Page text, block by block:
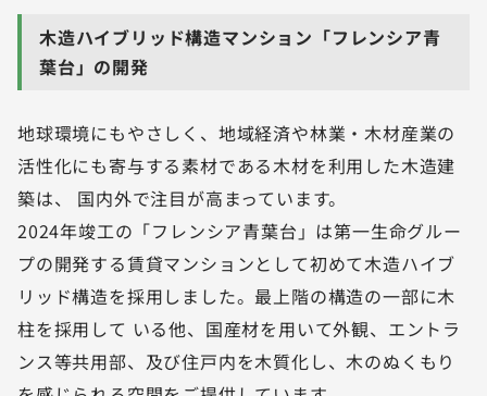
木造ハイブリッド構造マンション「フレンシア青
葉台」の開発
地球環境にもやさしく、地域経済や林業・木材産業の
活性化にも寄与する素材である木材を利用した木造建
築は、 国内外で注目が高まっています。
2024年竣工の「フレンシア青葉台」は第一生命グルー
プの開発する賃貸マンションとして初めて木造ハイブ
リッド構造を採用しました。最上階の構造の一部に木
柱を採用して いる他、国産材を用いて外観、エントラ
ンス等共用部、及び住戸内を木質化し、木のぬくもり